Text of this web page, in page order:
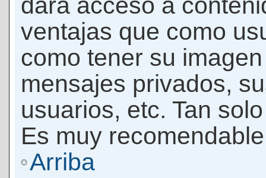
ventajas que como
como tener su
mensajes privados,
usuarios, etc. Tan
Es muy
Arriba